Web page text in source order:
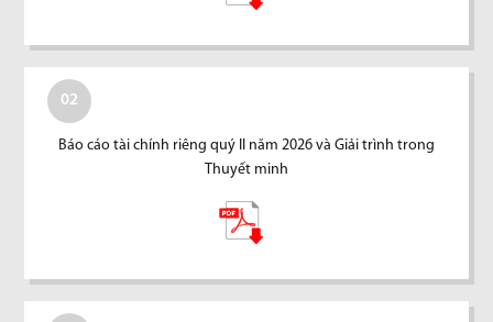
02
Báo cáo tài chính riêng quý II năm 2026 và Giải trình trong
Thuyết minh